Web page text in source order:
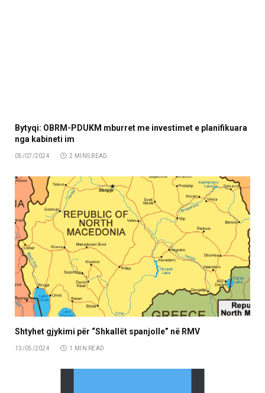
Bytyqi: OBRM-PDUKM mburret me investimet e planifikuara
nga kabineti im
05/07/2024 2 MINS READ
Shtyhet gjykimi për “Shkallët spanjolle” në RMV
13/05/2024 1 MIN READ